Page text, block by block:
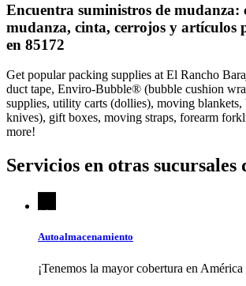
Encuentra suministros de mudanza:
mudanza, cinta, cerrojos y artículos
en 85172
Get popular packing supplies at El Rancho
duct tape, Enviro-Bubble® (bubble cushion
supplies, utility carts (dollies), moving
knives), gift boxes, moving straps, forearm
more!
Servicios en otras sucursales
Autoalmacenamiento
¡Tenemos la mayor cobertura en